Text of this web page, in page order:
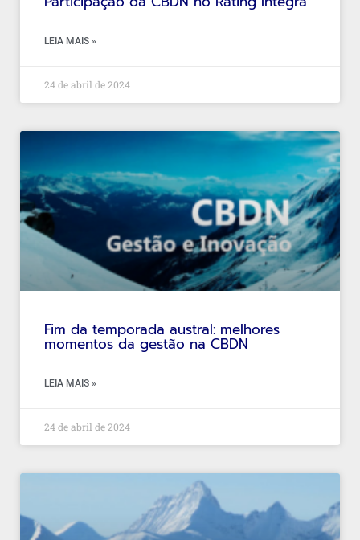
LEIA MAIS »
24 de abril de 2024
Fim da temporada austral: melhores
momentos da gestão na CBDN
LEIA MAIS »
24 de abril de 2024